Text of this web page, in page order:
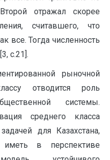
отражал скорее
считавшего, что
все. Тогда численность
с.21].
рыночной
отводится роль
системы.
среднего класса
для Казахстана,
в перспективе